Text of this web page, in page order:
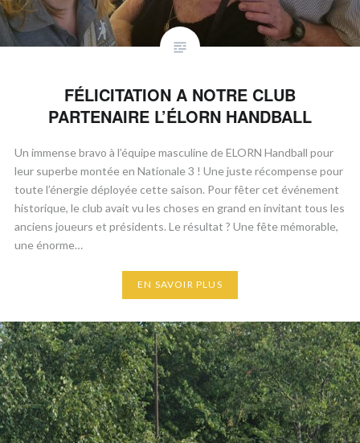
FÉLICITATION A NOTRE CLUB
PARTENAIRE L’ÉLORN HANDBALL
​Un immense bravo à l’équipe masculine de ELORN Handball pour
leur superbe montée en Nationale 3 ! Une juste récompense pour
toute l’énergie déployée cette saison. ​Pour fêter cet événement
historique, le club avait vu les choses en grand en invitant tous les
anciens joueurs et présidents. Le résultat ? Une fête mémorable,
une énorme…
EN SAVOIR PLUS